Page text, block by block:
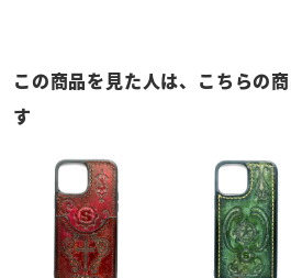
この商品を見た人は、こちらの
す